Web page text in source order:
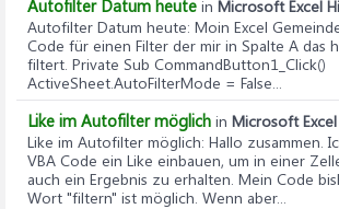
Autofilter Datum heute in Microsoft Excel
Autofilter Datum heute: Moin Excel
Code für einen Filter der mir in Spalte A das
filtert. Private Sub CommandButton1_Click()
ActiveSheet.AutoFilterMode = False...
Like im Autofilter möglich in Microsoft
Like im Autofilter möglich: Hallo zusammen.
VBA Code ein Like einbauen, um in einer
auch ein Ergebnis zu erhalten. Mein Code
Wort "filtern" ist möglich. Wenn aber...